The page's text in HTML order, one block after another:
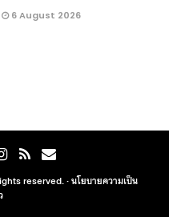
6 August 2026
reserved. ·นโยบายความเป็น